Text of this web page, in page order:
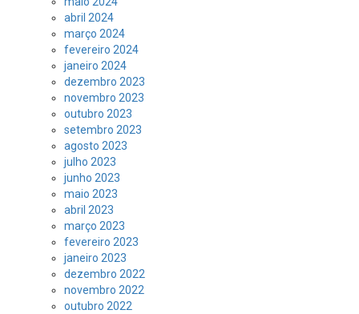
abril 2024
março 2024
fevereiro 2024
janeiro 2024
dezembro 2023
novembro 2023
outubro 2023
setembro 2023
agosto 2023
julho 2023
junho 2023
maio 2023
abril 2023
março 2023
fevereiro 2023
janeiro 2023
dezembro 2022
novembro 2022
outubro 2022